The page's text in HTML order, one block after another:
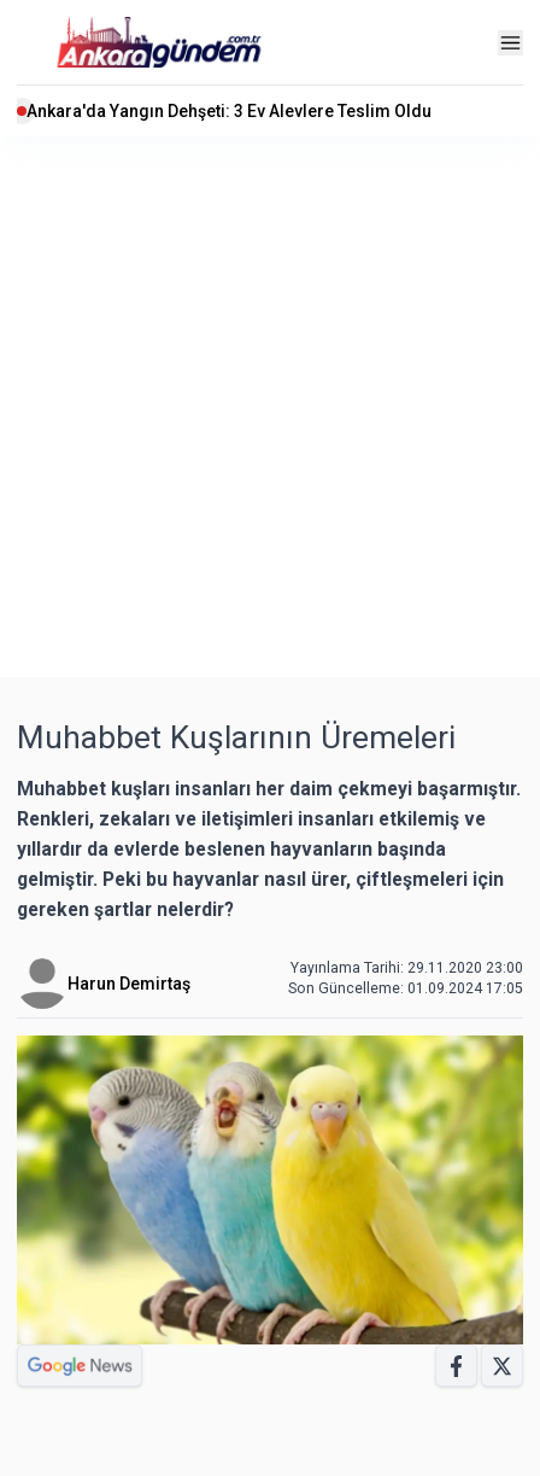
Ankara'da Yangın Dehşeti: 3 Ev Alevlere Teslim Oldu
Muhabbet Kuşlarının Üremeleri
Muhabbet kuşları insanları her daim çekmeyi başarmıştır.
Renkleri, zekaları ve iletişimleri insanları etkilemiş ve
yıllardır da evlerde beslenen hayvanların başında
gelmiştir. Peki bu hayvanlar nasıl ürer, çiftleşmeleri için
gereken şartlar nelerdir?
Harun Demirtaş
Yayınlama Tarihi: 29.11.2020 23:00
Son Güncelleme: 01.09.2024 17:05